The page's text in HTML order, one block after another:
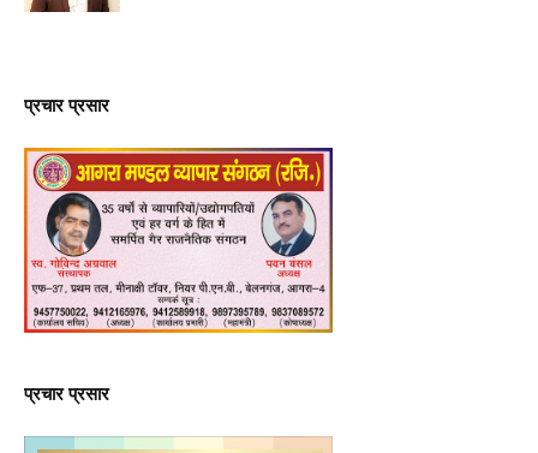
प्रचार प्रसार
प्रचार प्रसार